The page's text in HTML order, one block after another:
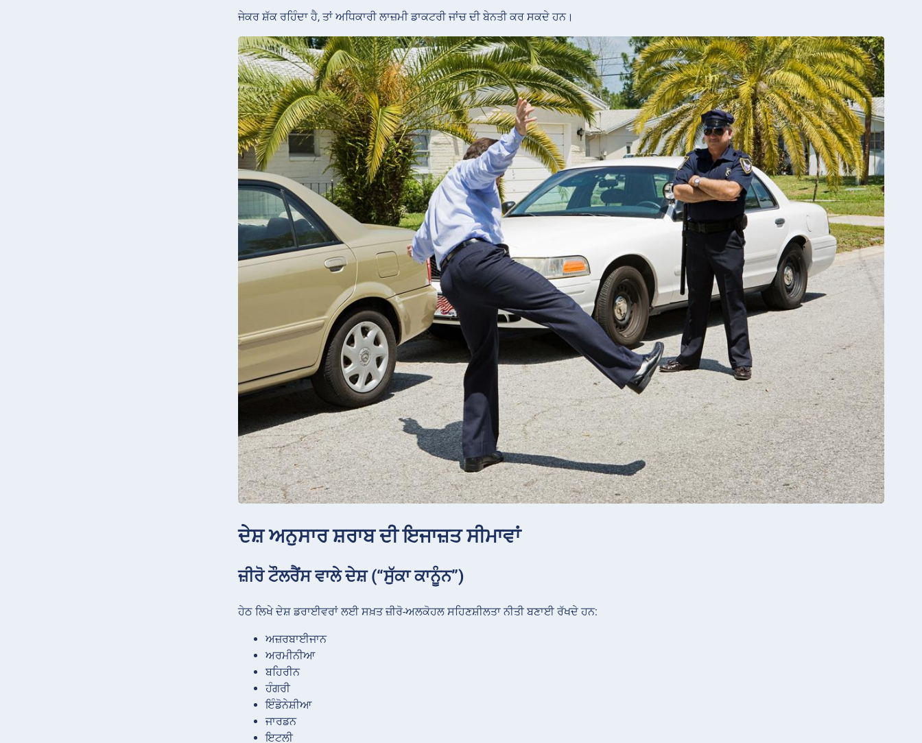
ਜੇਕਰ ਸ਼ੱਕ ਰਹਿੰਦਾ ਹੈ, ਤਾਂ ਅਧਿਕਾਰੀ ਲਾਜ਼ਮੀ ਡਾਕਟਰੀ ਜਾਂਚ ਦੀ ਬੇਨਤੀ ਕਰ ਸਕਦੇ ਹਨ।
ਦੇਸ਼ ਅਨੁਸਾਰ ਸ਼ਰਾਬ ਦੀ ਇਜਾਜ਼ਤ ਸੀਮਾਵਾਂ
ਜ਼ੀਰੋ ਟੌਲਰੈਂਸ ਵਾਲੇ ਦੇਸ਼ (“ਸੁੱਕਾ ਕਾਨੂੰਨ”)
ਹੇਠ ਲਿਖੇ ਦੇਸ਼ ਡਰਾਈਵਰਾਂ ਲਈ ਸਖ਼ਤ ਜ਼ੀਰੋ-ਅਲਕੋਹਲ ਸਹਿਣਸ਼ੀਲਤਾ ਨੀਤੀ ਬਣਾਈ ਰੱਖਦੇ ਹਨ:
ਅਜ਼ਰਬਾਈਜਾਨ
ਅਰਮੀਨੀਆ
ਬਹਿਰੀਨ
ਹੰਗਰੀ
ਇੰਡੋਨੇਸ਼ੀਆ
ਜਾਰਡਨ
ਇਟਲੀ